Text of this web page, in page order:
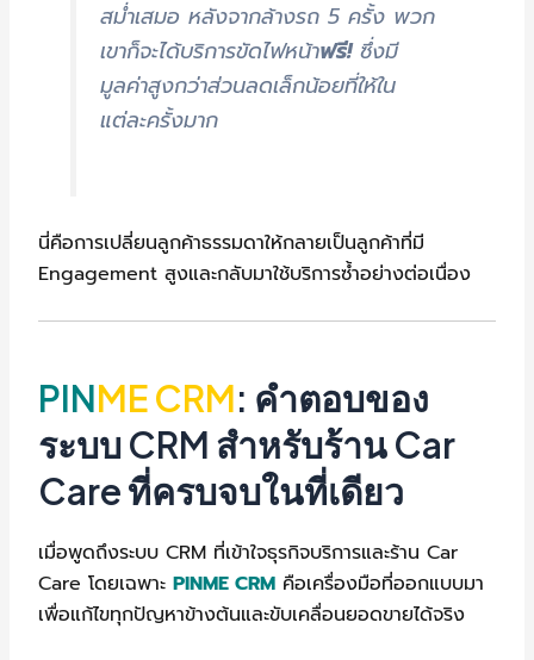
สม่ำเสมอ หลังจากล้างรถ 5 ครั้ง พวก
เขาก็จะได้บริการขัดไฟหน้าฟรี!ซึ่งมี
มูลค่าสูงกว่าส่วนลดเล็กน้อยที่ให้ใน
แต่ละครั้งมาก
นี่คือการเปลี่ยนลูกค้าธรรมดาให้กลายเป็นลูกค้าที่มี
Engagement สูงและกลับมาใช้บริการซ้ำอย่างต่อเนื่อง
PINME CRM: คำตอบของ
ระบบ CRM สำหรับร้าน Car
Care ที่ครบจบในที่เดียว
เมื่อพูดถึงระบบ CRM ที่เข้าใจธุรกิจบริการและร้าน Car
Care โดยเฉพาะPINME CRM คือเครื่องมือที่ออกแบบมา
เพื่อแก้ไขทุกปัญหาข้างต้นและขับเคลื่อนยอดขายได้จริง